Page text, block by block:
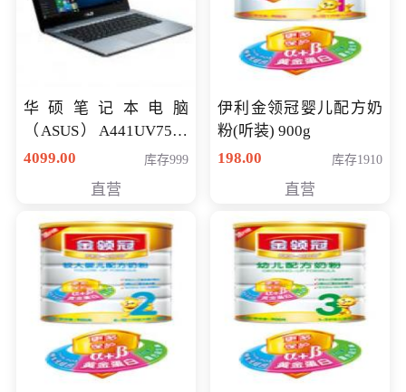
华硕笔记本电脑
（ASUS）A441UV7500
顽石（7代i7-7500U 4G
4099.00 库存999
直营
伊利金领冠婴儿配方奶
粉(听装) 900g
198.00
库存1910
直营